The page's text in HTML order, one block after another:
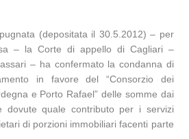
(depositata il 30.5.2012) – per
– la Corte di appello di Cagliari –
– ha confermato la condanna di
in favore del “Consorzio dei
e Porto Rafael” delle somme dai
dovute quale contributo per i servizi
di porzioni immobiliari facenti parte